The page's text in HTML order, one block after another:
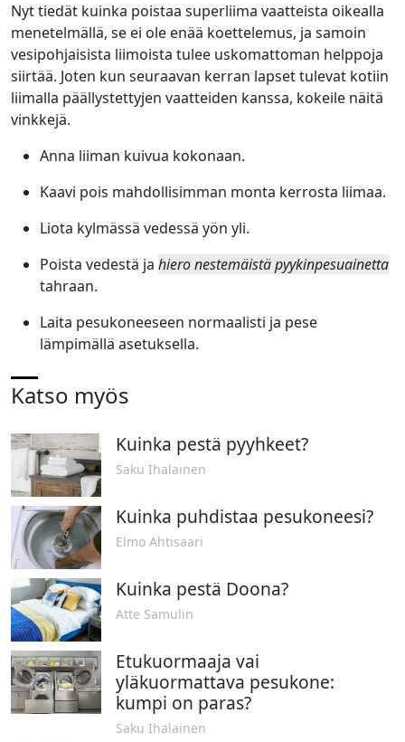
Nyt tiedät kuinka poistaa superliima vaatteista oikealla
menetelmällä, se ei ole enää koettelemus, ja samoin
vesipohjaisista liimoista tulee uskomattoman helppoja
siirtää. Joten kun seuraavan kerran lapset tulevat kotiin
liimalla päällystettyjen vaatteiden kanssa, kokeile näitä
vinkkejä.
Anna liiman kuivua kokonaan.
Kaavi pois mahdollisimman monta kerrosta liimaa.
Liota kylmässä vedessä yön yli.
Poista vedestä ja hiero nestemäistä pyykinpesuainetta
tahraan.
Laita pesukoneeseen normaalisti ja pese
lämpimällä asetuksella.
Katso myös
Kuinka pestä pyyhkeet?
Saku Ihalainen
Kuinka puhdistaa pesukoneesi?
Elmo Ahtisaari
Kuinka pestä Doona?
Atte Samulin
Etukuormaaja vai
yläkuormattava pesukone:
kumpi on paras?
Saku Ihalainen